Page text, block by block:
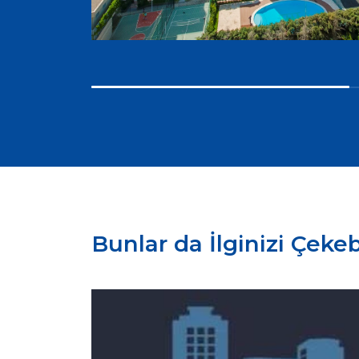
Bunlar da İlginizi